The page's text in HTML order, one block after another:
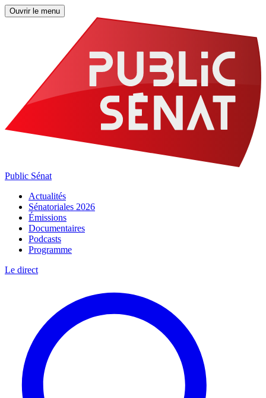
Ouvrir le menu
Public Sénat
Actualités
Sénatoriales 2026
Émissions
Documentaires
Podcasts
Programme
Le direct